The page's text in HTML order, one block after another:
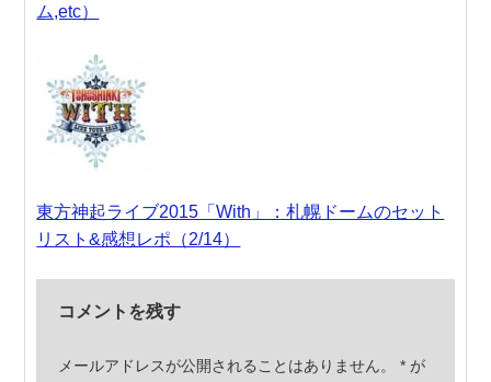
ム,etc）
東方神起ライブ2015「With」：札幌ドームのセット
リスト&感想レポ（2/14）
コメントを残す
メールアドレスが公開されることはありません。 * が